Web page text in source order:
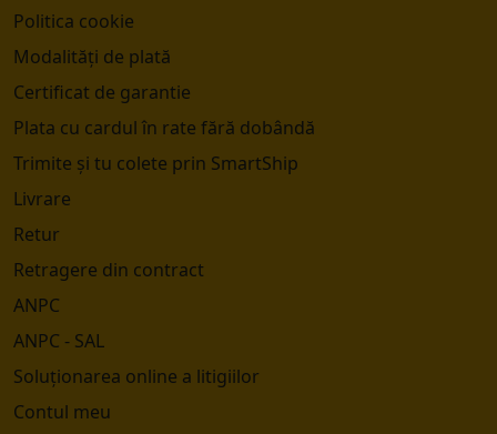
Politica cookie
Modalități de plată
Certificat de garantie
Plata cu cardul în rate fără dobândă
Trimite și tu colete prin SmartShip
Livrare
Retur
Retragere din contract
ANPC
ANPC - SAL
Soluționarea online a litigiilor
Contul meu